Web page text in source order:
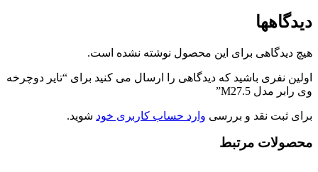
دیدگاهها
هیچ دیدگاهی برای این محصول نوشته نشده است.
اولین نفری باشید که دیدگاهی را ارسال می کنید برای “تایر دوچرخه
وی رابر مدل M27.5”
برای ثبت نقد و بررسی وارد حساب کاربری خود شوید.
محصولات مرتبط